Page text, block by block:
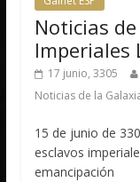
Noticias
Imperiales
17 junio, 3305
Noticias de la
15 de junio de
esclavos
emancipación